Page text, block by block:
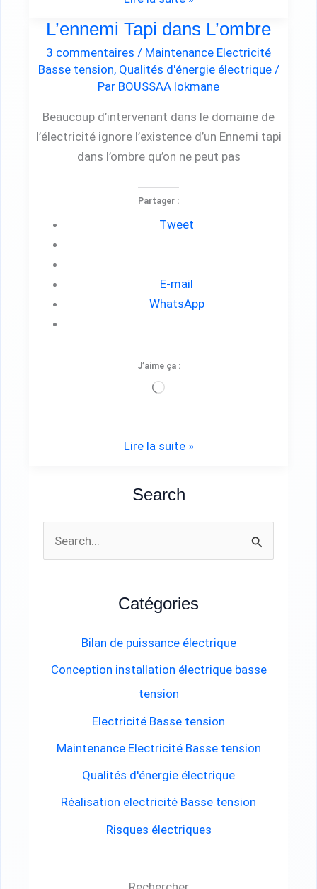
L’ennemi Tapi dans L’ombre
3 commentaires / Maintenance Electricité
Basse tension, Qualités d'énergie électrique/
Par BOUSSAA lokmane
Beaucoup d’intervenant dans le domaine de
l’électricité ignore l’existence d’un Ennemi tapi
dans l’ombre qu’on ne peut pas
Partager :
Tweet
E-mail
WhatsApp
J’aime ça :
Chargement…
L’ennemi
Tapi
dans
L’ombre
Lire la suite »
Search
Catégories
Bilan de puissance électrique
Conception installation électrique basse
tension
Electricité Basse tension
Maintenance Electricité Basse tension
Qualités d'énergie électrique
Réalisation electricité Basse tension
Risques électriques